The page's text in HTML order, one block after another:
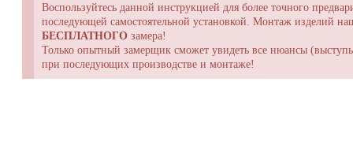
Воспользуйтесь данной инструкцией для более точного
последующей самостоятельной установкой. Монтаж изделий
БЕСПЛАТНОГО замера!
Только опытный замерщик сможет увидеть все нюансы
при последующих производстве и монтаже!